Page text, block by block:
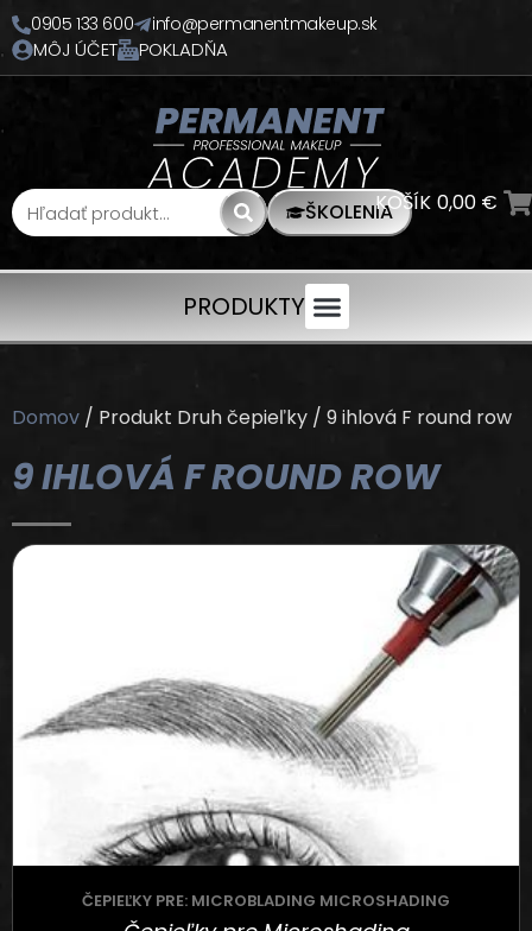
0905 133 600 info@permanentmakeup.sk
MÔJ ÚČET POKLADŇA
ŠKOLENIAKOŠÍK 0,00 €
PRODUKTY
Domov / Produkt Druh čepieľky / 9 ihlová F round row
9 IHLOVÁ F ROUND ROW
ČEPIEĽKY PRE: MICROBLADING MICROSHADING